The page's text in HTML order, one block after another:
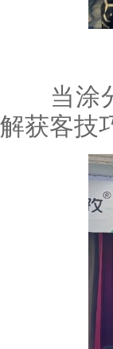
当涂分
解获客技